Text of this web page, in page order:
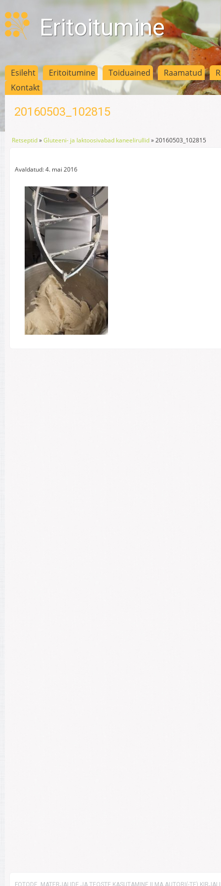
Eritoitumine
Esileht Eritoitumine Toiduained Raamatud
Kontakt
20160503_102815
Retseptid»Gluteeni- ja laktoosivabad kaneelirullid»20160503_102815
Avaldatud: 4. mai 2016
FOTODE, MATERJALIDE JA TEOSTE KASUTAMINE ILMA AUTORI(-TE)